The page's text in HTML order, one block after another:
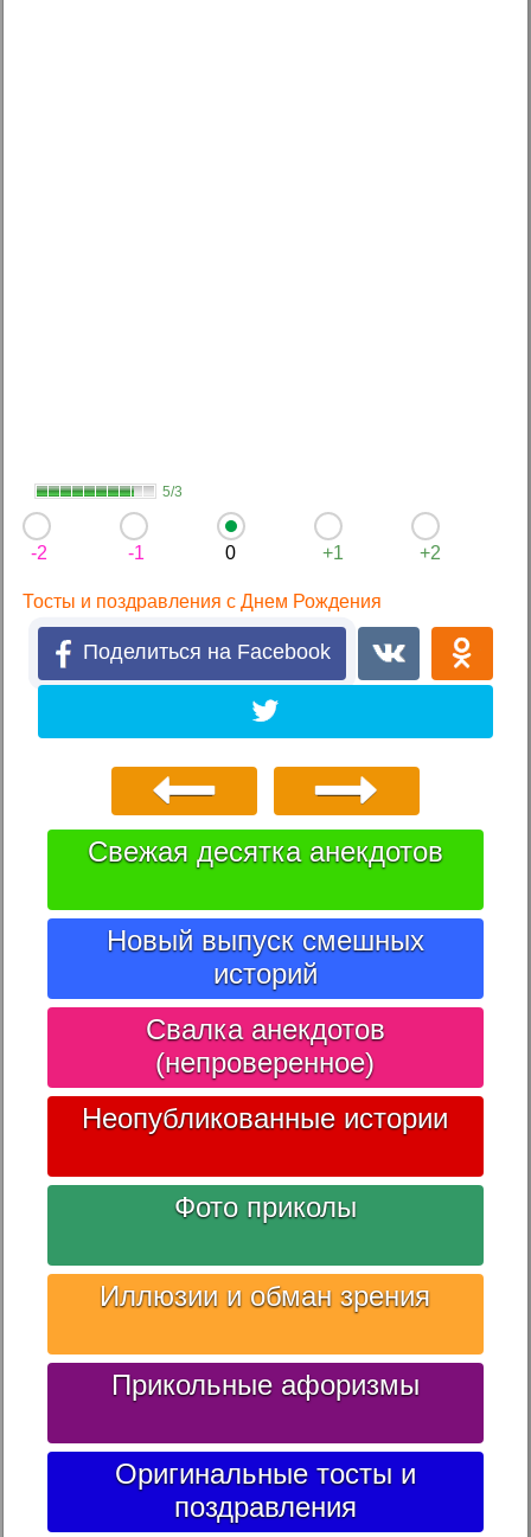
5/3
-2 -1 0 +1 +2
Тосты и поздравления с Днем Рождения
Поделиться на Facebook
Свежая десятка анекдотов
Новый выпуск смешных
историй
Свалка анекдотов
(непроверенное)
Неопубликованные истории
Фото приколы
Иллюзии и обман зрения
Прикольные афоризмы
Оригинальные тосты и
поздравления